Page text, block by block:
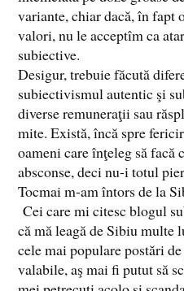
variante, chiar dacă, în fapt
valori, nu le acceptîm ca
subiective.
Desigur, trebuie făcută
subiectivismul autentic şi
diverse remuneraţii sau
mite. Există, încă spre
oameni care înţeleg să facă
absconse, deci nu-i totul
Tocmai m-am întors de la
Cei care mi citesc blogul
că mă leagă de Sibiu multe
cele mai populare postări
valabile, aş mai fi putut să